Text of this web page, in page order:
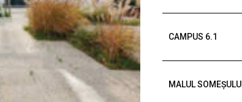
CAMPUS 6.1
MALUL SOMEȘULUI